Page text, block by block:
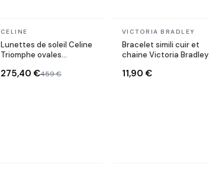
En stock
CELINE
Lunettes de soleil Celine
Triomphe ovales
métal
275,40 €459 €
En stock
VICTORIA BRADLEY
Bracelet simili cuir et
chaine Victoria Bradley
11,90 €